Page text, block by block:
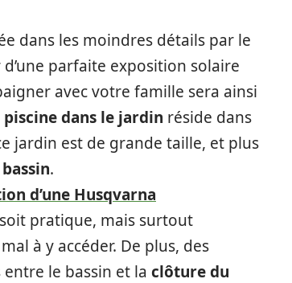
dans les moindres détails par le
parfaite exposition solaire
avec votre famille sera ainsi
dans le jardin réside dans
jardin est de grande taille, et plus
.
d’une Husqvarna
pratique, mais surtout
à y accéder. De plus, des
le bassin et la clôture du